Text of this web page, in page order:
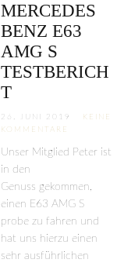
MERCEDES
BENZ E63
AMG S
TESTBERICH
T
26. JUNI 2019
KEINE
KOMMENTARE
Unser Mitglied Peter ist
in den
Genuss gekommen,
einen E63 AMG S
probe zu fahren und
hat uns hierzu einen
sehr ausführlichen